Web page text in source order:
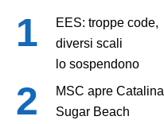
EES: troppe code,
diversi scali
lo sospendono
MSC apre Catalina
Sugar Beach